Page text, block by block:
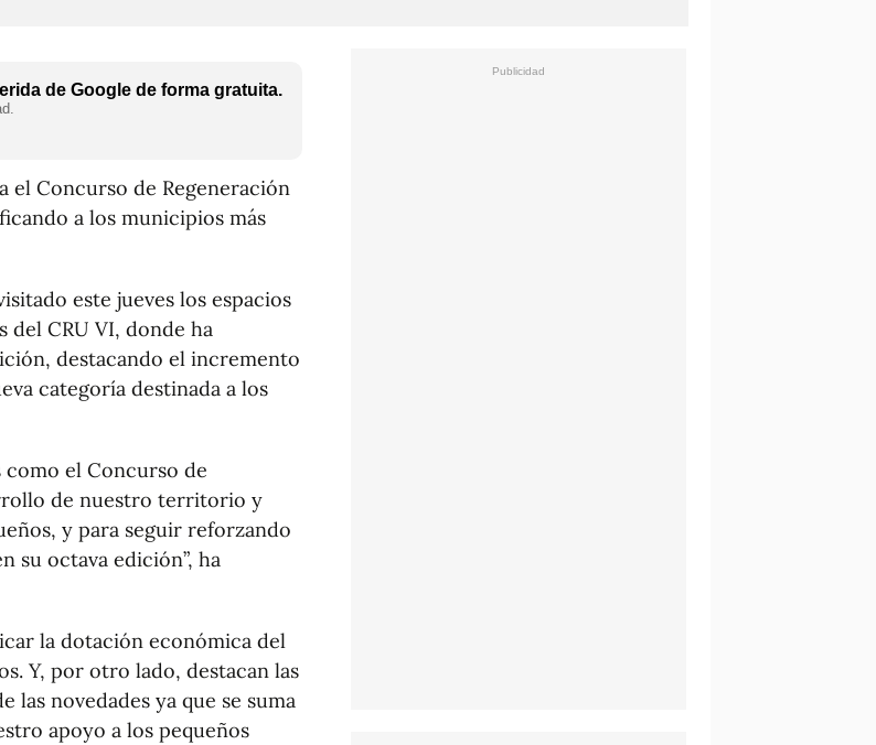
de Google de forma gratuita.
el Concurso de Regeneración
a los municipios más
este jueves los espacios
del CRU VI, donde ha
destacando el incremento
categoría destinada a los
como el Concurso de
de nuestro territorio y
y para seguir reforzando
su octava edición”, ha
la dotación económica del
Y, por otro lado, destacan las
las novedades ya que se suma
apoyo a los pequeños